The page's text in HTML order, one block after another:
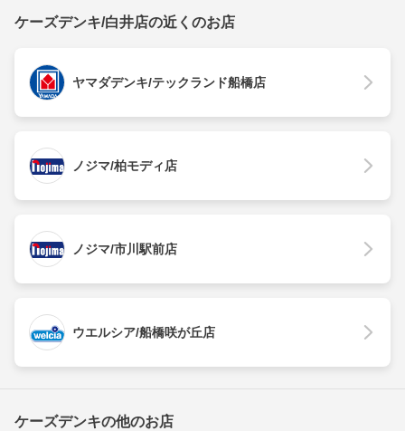
ケーズデンキ/白井店の近くのお店
ヤマダデンキ/テックランド船橋店
ノジマ/柏モディ店
ノジマ/市川駅前店
ウエルシア/船橋咲が丘店
ケーズデンキの他のお店